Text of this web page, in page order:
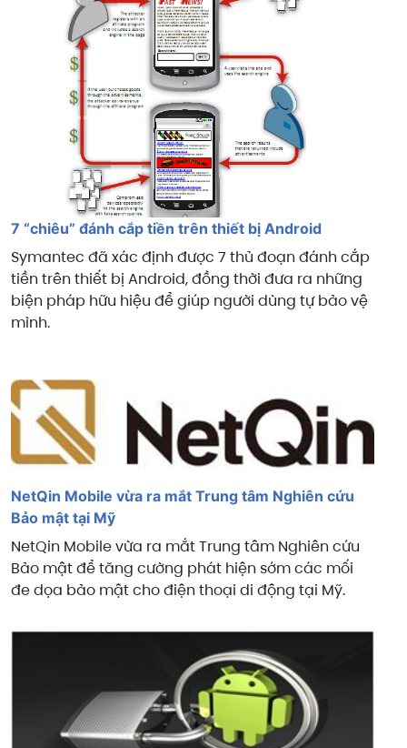
7 “chiêu” đánh cắp tiền trên thiết bị Android
Symantec đã xác định được 7 thủ đoạn đánh cắp
tiền trên thiết bị Android, đồng thời đưa ra những
biện pháp hữu hiệu để giúp người dùng tự bảo vệ
mình.
NetQin Mobile vừa ra mắt Trung tâm Nghiên cứu
Bảo mật tại Mỹ
NetQin Mobile vừa ra mắt Trung tâm Nghiên cứu
Bảo mật để tăng cường phát hiện sớm các mối
đe dọa bảo mật cho điện thoại di động tại Mỹ.